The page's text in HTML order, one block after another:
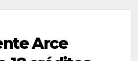
Arce